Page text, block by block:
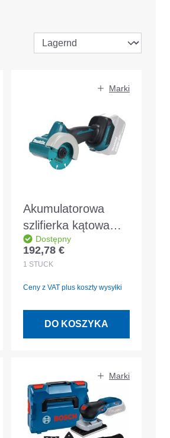
Marki
Akumulatorowa
szlifierka kątowa
Makita 18 V
DMC300Z bez
ładowarki
Dostępny
Cena regularna:
192,78 €
1 STÜCK
Ceny z VAT plus koszty wysyłki
DO KOSZYKA
Marki